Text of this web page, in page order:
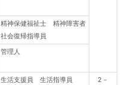
精神保健福祉士 精神障害者
社会復帰指導員
管理人
生活支援員 生活指導員
2－